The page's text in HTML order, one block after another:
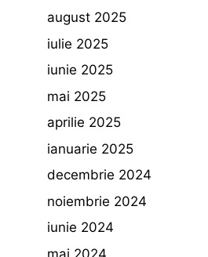
august 2025
iulie 2025
iunie 2025
mai 2025
aprilie 2025
ianuarie 2025
decembrie 2024
noiembrie 2024
iunie 2024
mai 2024